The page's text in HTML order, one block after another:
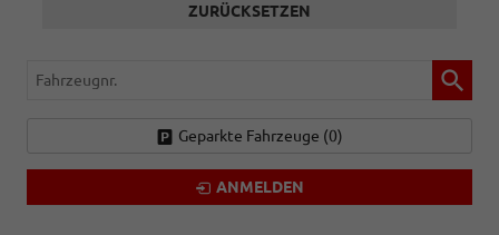
ZURÜCKSETZEN
Fahrzeugnr.
Geparkte Fahrzeuge (0)
ANMELDEN